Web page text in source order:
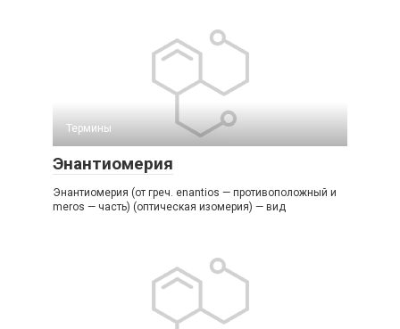
Термины
Энантиомерия
Энантиомерия (от греч. enantios — противоположный и
meros — часть) (оптическая изомерия) — вид